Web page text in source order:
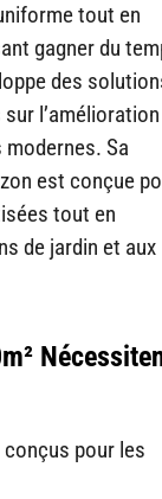
tout en
gagner du
des
Sa
est conçue
tout en
de jardin et aux
pour les